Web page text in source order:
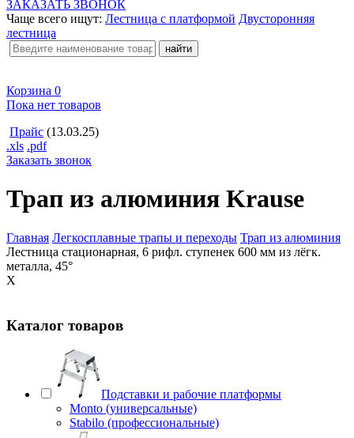
ЗАКАЗАТЬ ЗВОНОК
Чаще всего ищут: Лестница с платформой Двусторонняя
лестница
Корзина 0
Пока нет товаров
Прайс (13.03.25)
.xls .pdf
Заказать звонок
Трап из алюминия Krause
Главная Легкосплавные трапы и переходы Трап из алюминия
Лестница стационарная, 6 рифл. ступенек 600 мм из лёгк.
металла, 45°
X
Каталог товаров
Подставки и рабочие платформы
Monto (универсальные)
Stabilo (профессиональные)